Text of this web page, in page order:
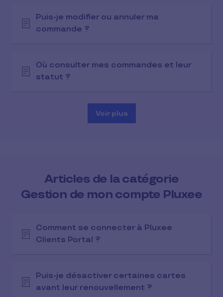
Puis-je modifier ou annuler ma
commande ?
Où consulter mes commandes et leur
statut ?
Voir plus
Articles de la catégorie
Gestion de mon compte Pluxee
Comment se connecter à Pluxee
Clients Portal ?
Puis-je désactiver certaines cartes
avant leur renouvellement ?